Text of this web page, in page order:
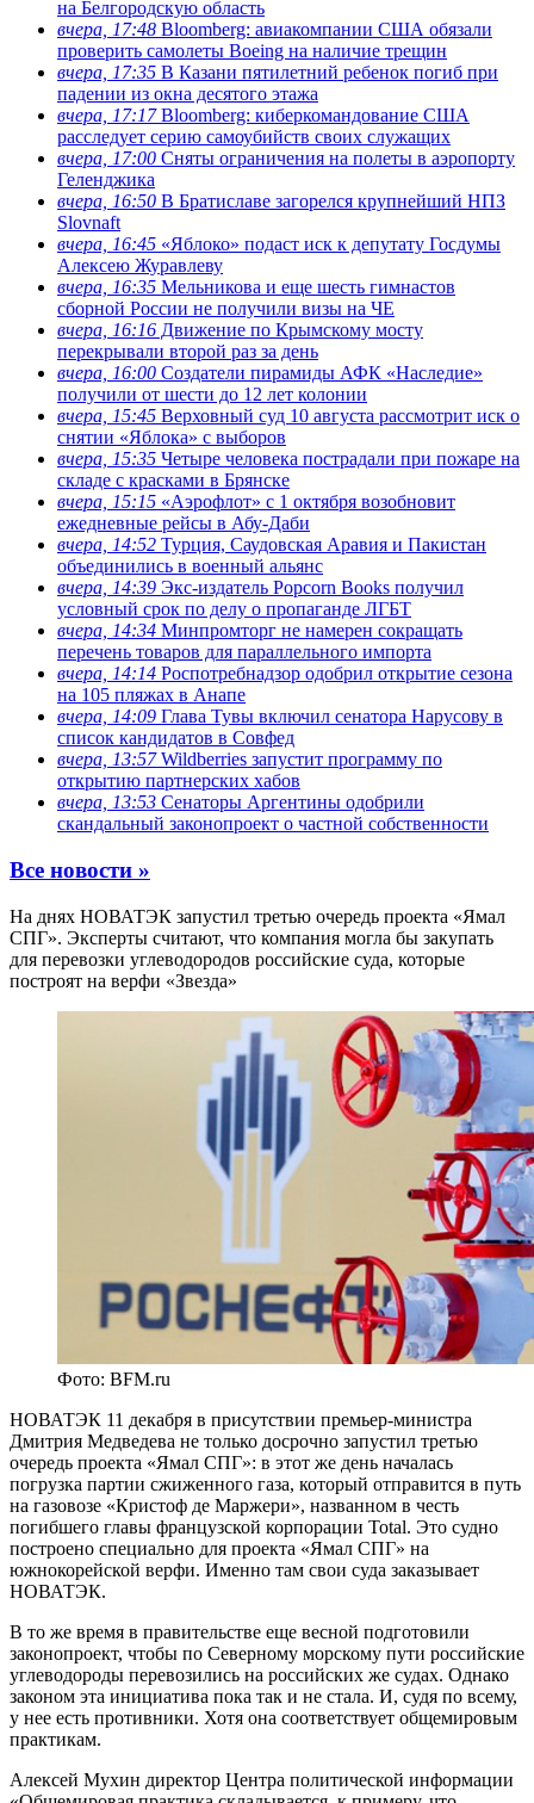
на Белгородскую область
вчера, 17:48 Bloomberg: авиакомпании США обязали
проверить самолеты Boeing на наличие трещин
вчера, 17:35 В Казани пятилетний ребенок погиб при
падении из окна десятого этажа
вчера, 17:17Bloomberg: киберкомандование США
расследует серию самоубийств своих служащих
вчера, 17:00 Сняты ограничения на полеты в аэропорту
Геленджика
вчера, 16:50 В Братиславе загорелся крупнейший НПЗ
Slovnaft
вчера, 16:45 «Яблоко» подаст иск к депутату Госдумы
Алексею Журавлеву
вчера, 16:35 Мельникова и еще шесть гимнастов
сборной России не получили визы на ЧЕ
вчера, 16:16 Движение по Крымскому мосту
перекрывали второй раз за день
вчера, 16:00 Создатели пирамиды АФК «Наследие»
получили от шести до 12 лет колонии
вчера, 15:45 Верховный суд 10 августа рассмотрит иск о
снятии «Яблока» с выборов
вчера, 15:35 Четыре человека пострадали при пожаре на
складе с красками в Брянске
вчера, 15:15 «Аэрофлот» с 1 октября возобновит
ежедневные рейсы в Абу-Даби
вчера, 14:52 Турция, Саудовская Аравия и Пакистан
объединились в военный альянс
вчера, 14:39 Экс-издатель Popcorn Books получил
условный срок по делу о пропаганде ЛГБТ
вчера, 14:34 Минпромторг не намерен сокращать
перечень товаров для параллельного импорта
вчера, 14:14 Роспотребнадзор одобрил открытие сезона
на 105 пляжах в Анапе
вчера, 14:09 Глава Тувы включил сенатора Нарусову в
список кандидатов в Совфед
вчера, 13:57Wildberries запустит программу по
открытию партнерских хабов
вчера, 13:53 Сенаторы Аргентины одобрили
скандальный законопроект о частной собственности
Все новости »
На днях НОВАТЭК запустил третью очередь проекта «Ямал
СПГ». Эксперты считают, что компания могла бы закупать
для перевозки углеводородов российские суда, которые
построят на верфи «Звезда»
Фото: BFM.ru
НОВАТЭК 11 декабря в присутствии премьер-министра
Дмитрия Медведева не только досрочно запустил третью
очередь проекта «Ямал СПГ»: в этот же день началась
погрузка партии сжиженного газа, который отправится в путь
на газовозе «Кристоф де Маржери», названном в честь
погибшего главы французской корпорации Total. Это судно
построено специально для проекта «Ямал СПГ» на
южнокорейской верфи. Именно там свои суда заказывает
НОВАТЭК.
В то же время в правительстве еще весной подготовили
законопроект, чтобы по Северному морскому пути российские
углеводороды перевозились на российских же судах. Однако
законом эта инициатива пока так и не стала. И, судя по всему,
у нее есть противники. Хотя она соответствует общемировым
практикам.
Алексей Мухин директор Центра политической информации